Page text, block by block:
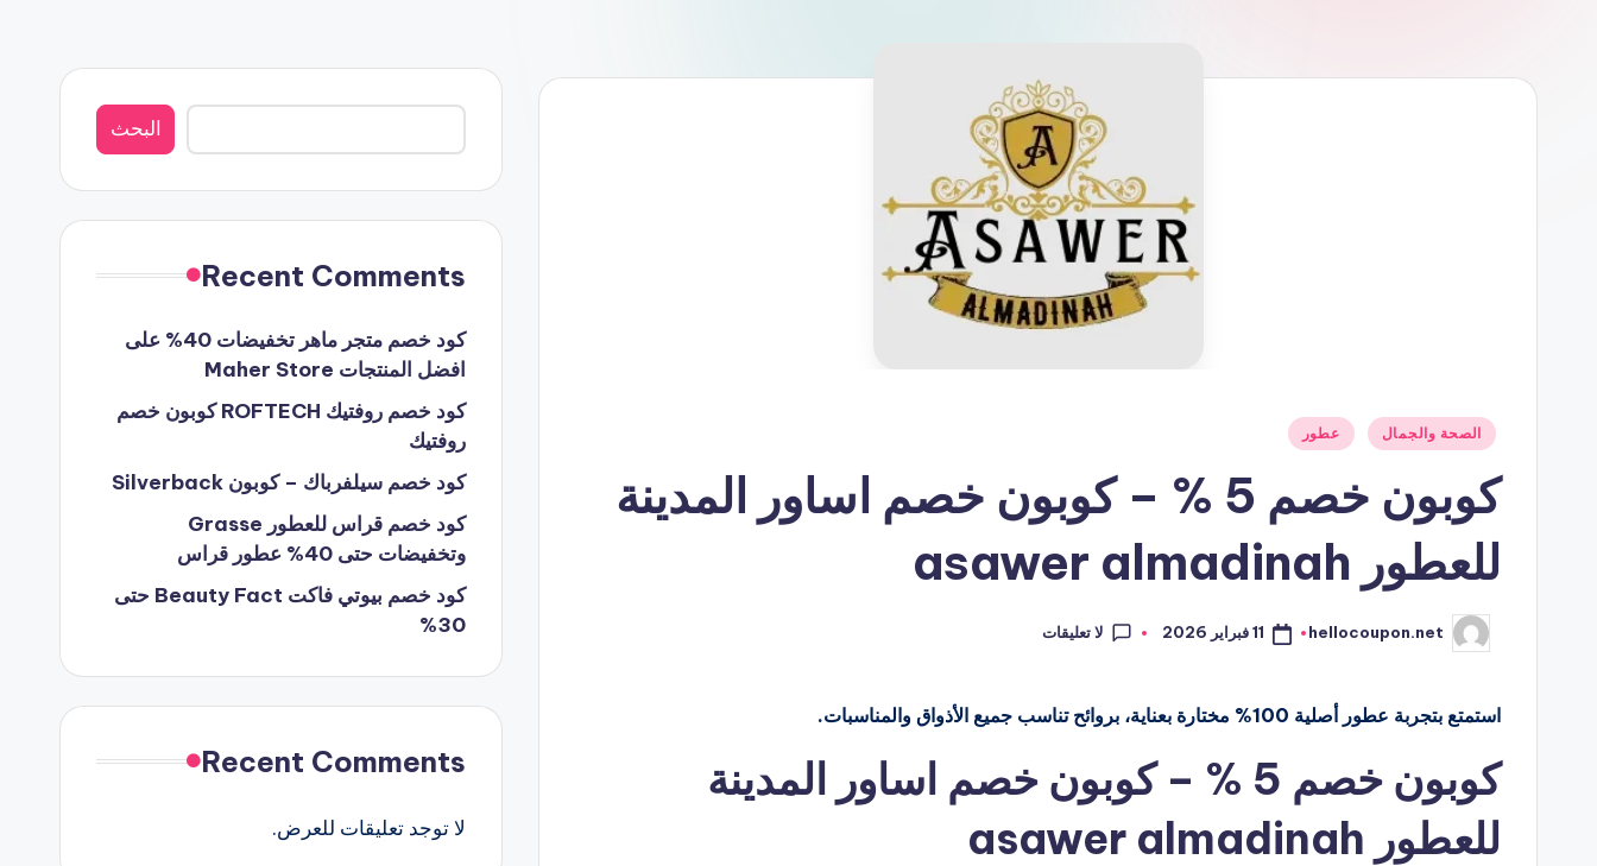
نُشرالصحة والجمال عطور
كوبون خصم 5 % – كوبون خصم اساور المدينة
للعطور asawer almadinah
تمّ
النشر
hellocoupon.net 11 فبراير 2026 لا تعليقات
استمتع بتجربة عطور أصلية 100% مختارة بعناية، بروائح تناسب جميع الأذواق والمناسبات.
كوبون خصم 5 % – كوبون خصم اساور المدينة
للعطور asawer almadinah
البحث
البحث
Recent Comments
كود خصم متجر ماهر تخفيضات 40% على
افضل المنتجات Maher Store
كود خصم روفتيك ROFTECH كوبون خصم
روفتيك
كود خصم سيلفرباك – كوبون Silverback
كود خصم قراس للعطور Grasse
وتخفيضات حتى 40% عطور قراس
كود خصم بيوتي فاكت Beauty Fact حتى
30%
Recent Comments
لا توجد تعليقات للعرض.